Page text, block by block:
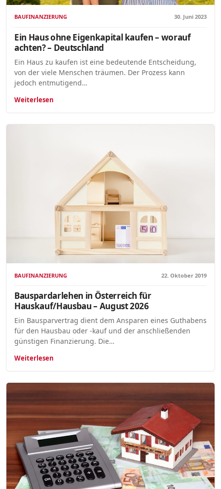
BAUFINANZIERUNG 30. Juni 2023
Ein Haus ohne Eigenkapital kaufen – worauf
achten? – Deutschland
Ein Haus zu kaufen ist eine bedeutende Entscheidung,
von der viele Menschen träumen. Der Prozess kann
jedoch entmutigend…
Weiterlesen
BAUFINANZIERUNG 22. Oktober 2019
Bauspardarlehen in Österreich für
Hauskauf/Hausbau – August 2026
Ein Bausparvertrag dient dem Ansparen eines Guthabens
für den Hausbau oder -kauf und der anschließenden
günstigen Finanzierung. Die…
Weiterlesen